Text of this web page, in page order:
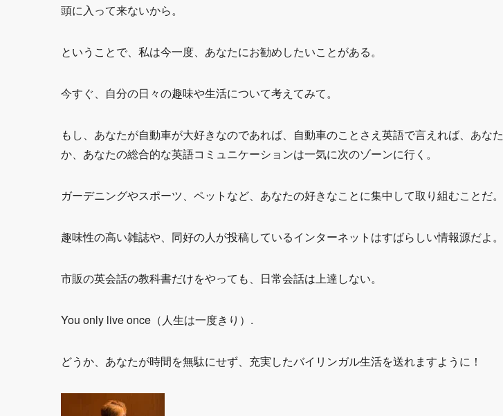
頭に入って来ないから。
ということで、私は今一度、あなたにお勧めしたいことがある。
今すぐ、自分の日々の趣味や生活について考えてみて。
もし、あなたが自動車が大好きなのであれば、自動車のことさえ英語で言えれば、あな
か、あなたの総合的な英語コミュニケーションは一気に次のゾーンに行く。
ガーデニングやスポーツ、ペットなど、あなたの好きなことに集中して取り組むことだ。
趣味性の高い雑誌や、同好の人が投稿しているインターネットはすばらしい情報源だよ。
市販の英会話の教科書だけをやっても、日常会話は上達しない。
You only live once（人生は一度きり）.
どうか、あなたが時間を無駄にせず、充実したバイリンガル生活を送れますように！